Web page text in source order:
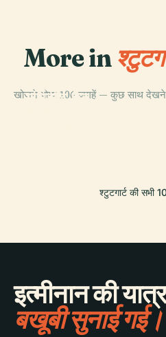
More in
खोजने योग्य 106 जगहें — कुछ साथ
मर्सिडीज़-बेंज
श्टुटगार्ट की सभी
इत्मीनान की
बखूबी सुनाई गई।